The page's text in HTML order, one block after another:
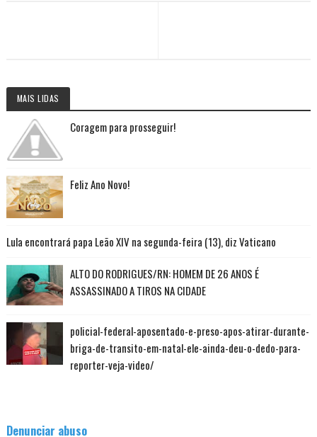
MAIS LIDAS
Coragem para prosseguir!
Feliz Ano Novo!
Lula encontrará papa Leão XIV na segunda-feira (13), diz Vaticano
ALTO DO RODRIGUES/RN: HOMEM DE 26 ANOS É
ASSASSINADO A TIROS NA CIDADE
policial-federal-aposentado-e-preso-apos-atirar-durante-
briga-de-transito-em-natal-ele-ainda-deu-o-dedo-para-
reporter-veja-video/
Denunciar abuso